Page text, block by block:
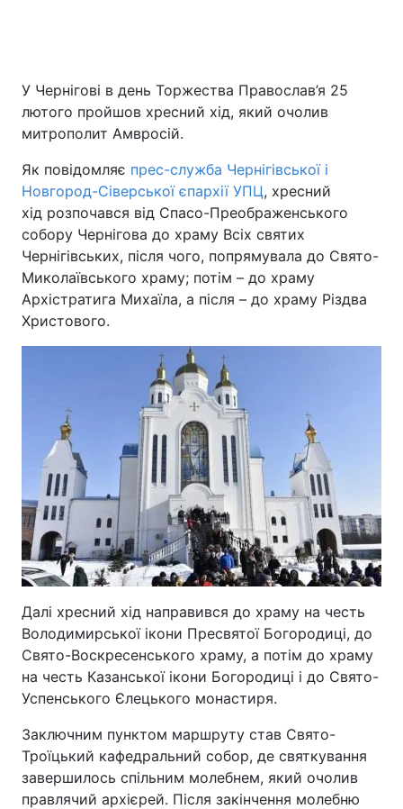
У Чернігові в день Торжества Православ’я 25
лютого пройшов хресний хід, який очолив
митрополит Амвросій.
Як повідомляє прес-служба Чернігівської і
Новгород-Сіверської єпархії УПЦ, хресний
хід розпочався від Спасо-Преображенського
собору Чернігова до храму Всіх святих
Чернігівських, після чого, попрямувала до Свято-
Миколаївського храму; потім – до храму
Архістратига Михаїла, а після – до храму Різдва
Христового.
Далі хресний хід направився до храму на честь
Володимирської ікони Пресвятої Богородиці, до
Свято-Воскресенського храму, а потім до храму
на честь Казанської ікони Богородиці і до Свято-
Успенського Єлецького монастиря.
Заключним пунктом маршруту став Свято-
Троїцький кафедральний собор, де святкування
завершилось спільним молебнем, який очолив
правлячий архієрей. Після закінчення молебню